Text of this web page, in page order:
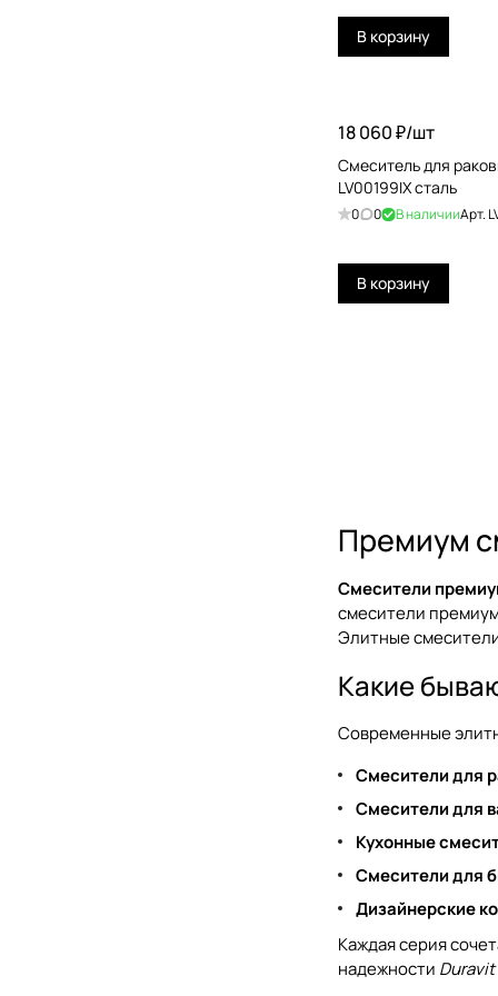
В корзину
18 060 ₽/шт
Cмеситель для
LV00199IX сталь
0 0 В наличииАрт.
В корзину
Премиум
Смесители
смесители
Элитные
Какие
Современные
Смесители для
Смесители для
Кухонные
Смесители для
Дизайнерские
Каждая серия
надежности Duravit